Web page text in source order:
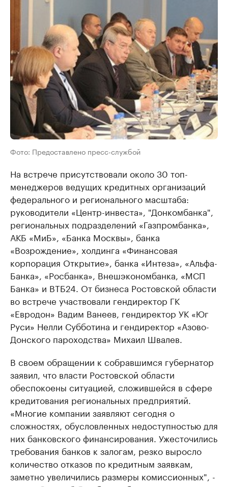
Фото: Предоставлено пресс-службой
На встрече присутствовали около 30 топ-
менеджеров ведущих кредитных организаций
федерального и регионального масштаба:
руководители «Центр-инвеста», "Донкомбанка",
региональных подразделений «Газпромбанка»,
АКБ «МиБ», «Банка Москвы», банка
«Возрождение», холдинга «Финансовая
корпорация Открытие», банка «Интеза», «Альфа-
Банка», «Росбанка», Внешэкономбанка, «МСП
Банка» и ВТБ24. От бизнеса Ростовской области
во встрече участвовали гендиректор ГК
«Евродон» Вадим Ванеев, гендиректор УК «Юг
Руси» Нелли Субботина и гендиректор «Азово-
Донского пароходства» Михаил Швалев.
В своем обращении к собравшимся губернатор
заявил, что власти Ростовской области
обеспокоены ситуацией, сложившейся в сфере
кредитования региональных предприятий.
«Многие компании заявляют сегодня о
сложностях, обусловленных недоступностью для
них банковского финансирования. Ужесточились
требования банков к залогам, резко выросло
количество отказов по кредитным заявкам,
заметно увеличились размеры комиссионных", -